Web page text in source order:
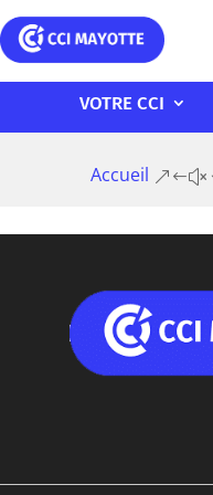
VOTRE CCI
Accueil